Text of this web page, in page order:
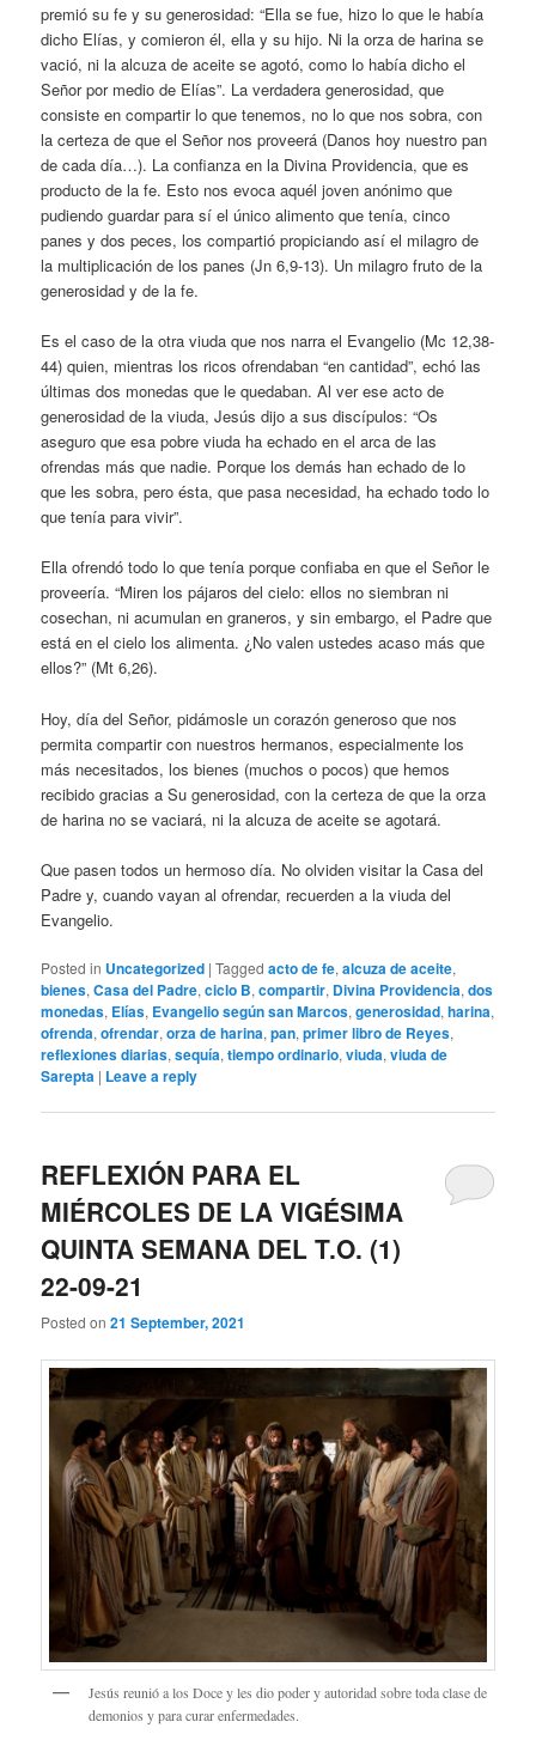
premió su fe y su generosidad: “Ella se fue, hizo lo que le había
dicho Elías, y comieron él, ella y su hijo. Ni la orza de harina se
vació, ni la alcuza de aceite se agotó, como lo había dicho el
Señor por medio de Elías”. La verdadera generosidad, que
consiste en compartir lo que tenemos, no lo que nos sobra, con
la certeza de que el Señor nos proveerá (Danos hoy nuestro pan
de cada día…). La confianza en la Divina Providencia, que es
producto de la fe. Esto nos evoca aquél joven anónimo que
pudiendo guardar para sí el único alimento que tenía, cinco
panes y dos peces, los compartió propiciando así el milagro de
la multiplicación de los panes (Jn 6,9-13). Un milagro fruto de la
generosidad y de la fe.
Es el caso de la otra viuda que nos narra el Evangelio (Mc 12,38-
44) quien, mientras los ricos ofrendaban “en cantidad”, echó las
últimas dos monedas que le quedaban. Al ver ese acto de
generosidad de la viuda, Jesús dijo a sus discípulos: “Os
aseguro que esa pobre viuda ha echado en el arca de las
ofrendas más que nadie. Porque los demás han echado de lo
que les sobra, pero ésta, que pasa necesidad, ha echado todo lo
que tenía para vivir”.
Ella ofrendó todo lo que tenía porque confiaba en que el Señor le
proveería. “Miren los pájaros del cielo: ellos no siembran ni
cosechan, ni acumulan en graneros, y sin embargo, el Padre que
está en el cielo los alimenta. ¿No valen ustedes acaso más que
ellos?” (Mt 6,26).
Hoy, día del Señor, pidámosle un corazón generoso que nos
permita compartir con nuestros hermanos, especialmente los
más necesitados, los bienes (muchos o pocos) que hemos
recibido gracias a Su generosidad, con la certeza de que la orza
de harina no se vaciará, ni la alcuza de aceite se agotará.
Que pasen todos un hermoso día. No olviden visitar la Casa del
Padre y, cuando vayan al ofrendar, recuerden a la viuda del
Evangelio.
Posted in Uncategorized |Tagged acto de fe,alcuza de aceite,
bienes,Casa del Padre,ciclo B,compartir, Divina Providencia,dos
monedas, Elías, Evangelio según san Marcos,generosidad,harina,
ofrenda,ofrendar,orza de harina,pan,primer libro de Reyes,
reflexiones diarias,sequía,tiempo ordinario,viuda,viuda de
Sarepta | Leave a reply
REFLEXIÓN PARA EL
MIÉRCOLES DE LA VIGÉSIMA
QUINTA SEMANA DEL T.O. (1)
22-09-21
Posted on21 September, 2021
Jesús reunió a los Doce y les dio poder y autoridad sobre toda clase de
demonios y para curar enfermedades.